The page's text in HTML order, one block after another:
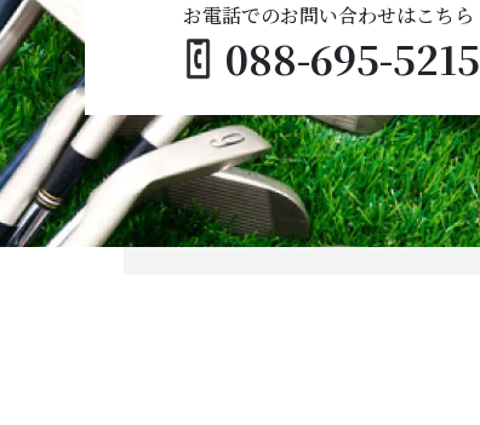
088-695-5215
お電話でのお問い合わせはこちら